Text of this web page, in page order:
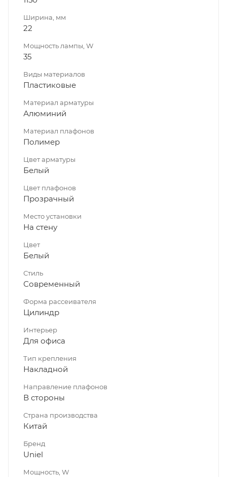
Ширина, мм
22
Мощность лампы, W
35
Виды материалов
Пластиковые
Материал арматуры
Алюминий
Материал плафонов
Полимер
Цвет арматуры
Белый
Цвет плафонов
Прозрачный
Место установки
На стену
Цвет
Белый
Стиль
Современный
Форма рассеивателя
Цилиндр
Интерьер
Для офиса
Тип крепления
Накладной
Направление плафонов
В стороны
Страна производства
Китай
Бренд
Uniel
Мощность, W